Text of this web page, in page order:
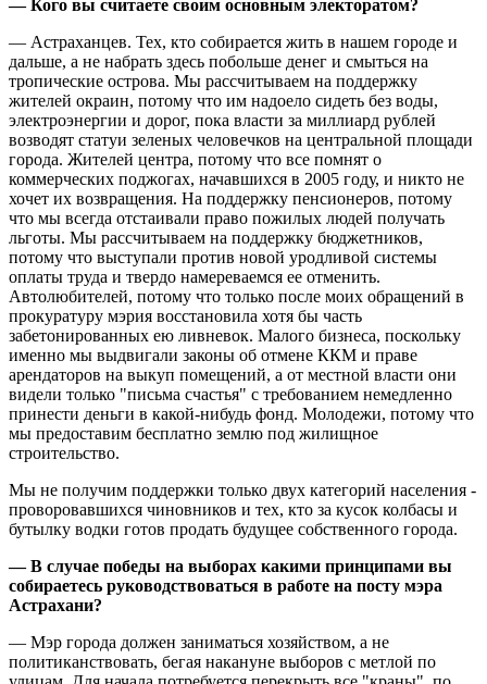
— Кого вы считаете своим основным электоратом?
— Астраханцев. Тех, кто собирается жить в нашем городе и
дальше, а не набрать здесь побольше денег и смыться на
тропические острова. Мы рассчитываем на поддержку
жителей окраин, потому что им надоело сидеть без воды,
электроэнергии и дорог, пока власти за миллиард рублей
возводят статуи зеленых человечков на центральной площади
города. Жителей центра, потому что все помнят о
коммерческих поджогах, начавшихся в 2005 году, и никто не
хочет их возвращения. На поддержку пенсионеров, потому
что мы всегда отстаивали право пожилых людей получать
льготы. Мы рассчитываем на поддержку бюджетников,
потому что выступали против новой уродливой системы
оплаты труда и твердо намереваемся ее отменить.
Автолюбителей, потому что только после моих обращений в
прокуратуру мэрия восстановила хотя бы часть
забетонированных ею ливневок. Малого бизнеса, поскольку
именно мы выдвигали законы об отмене ККМ и праве
арендаторов на выкуп помещений, а от местной власти они
видели только "письма счастья" с требованием немедленно
принести деньги в какой-нибудь фонд. Молодежи, потому что
мы предоставим бесплатно землю под жилищное
строительство.
Мы не получим поддержки только двух категорий населения -
проворовавшихся чиновников и тех, кто за кусок колбасы и
бутылку водки готов продать будущее собственного города.
— В случае победы на выборах какими принципами вы
собираетесь руководствоваться в работе на посту мэра
Астрахани?
— Мэр города должен заниматься хозяйством, а не
политиканствовать, бегая накануне выборов с метлой по